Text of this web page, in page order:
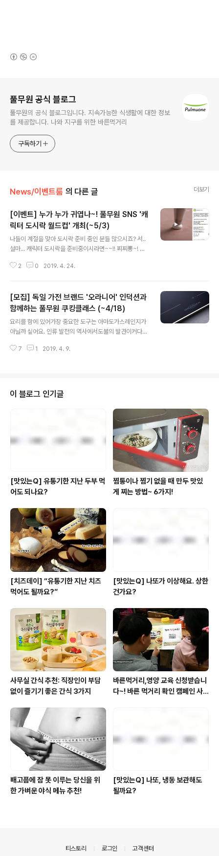
풀무원 공식 블로그
풀무원의 공식 블로그입니다. 지속가능한 식생활에 대한 정보
를 제공합니다. 나와 지구를 위한 바른먹거리
구독하기
News/이벤트룸 의 다른 글 더보기
[이벤트] 누가 누가 귀엽나~! 풀무원 SNS '캐
릭터 도시락 월드컵' 개최(~5/3)
나들이 계절을 맞아 도시락 준비 중인 분들 많으시죠? 서..
설마... 캐릭터 도시락을 준비중이시라면~~!! 찌찌뽕~! 풀
준비하고 있거든요. 누구를 위해서냐구요? 호..혹시 귤양?
이에요. 풀반장이 캐릭터 도시락을 너무너무 많이 만든 나
머지 도저히 뭘 가져가야할지 모르겠더라구요. 그래서 풀
사이 가족 여러분께서 좀 도와주셨으면 좋겠어요. 총 8개
의 도시락 중 가장 귀엽고 사랑스러운 캐릭터 도시락을 '픽
미 픽미 픽미업~' 해주시면 되구요. 진행의 재미를 위해 '캐
릭터 도시락 월드컵'이라는 이름을 붙이고 1 vs 1 토너먼트
2 0 2019. 4. 24.
[모집] 독일 가전 브랜드 '오라니어' 인덕션과
함께하는 풀무원 쿠킹클래스 (~4/18)
요리를 함에 있어가장 중요한 도구는 아마도가스레인지가
아닐까 싶어요. 인류 발전의 역사에서도불의 발견이커다란
아요. 앗!그러고보니 주부들의 잇템에'인덕션' 이 빠지지 않
금속가공산업 중심지였던독일 딜렌부르크 지역에서 '오라
니어' 왕족 가문에 의해1607년 설립된 기업인데요. 독일
400년 전통의 주방가전 브랜드인 오라니어는'100년은 사
용할 수 있어야 한다.'는 철학으로다양한 주방용품을 만들
고 있어요. 그 중에서도 주목할만한 제품은 바로 이것!'오라
니어 인덕션 전기레인지' 인데요...
7 1 2019. 4. 9.
이 블로그 인기글
[맛있는Q] 유통기한 지난 두부 먹
어도 되나요?
찜통이나 찜기 없을 때 만두 맛있
게 찌는 방법~ 6가지!
[치즈데이] “유통기한 지난 치즈
먹어도 될까요?”
[맛있는Q] 나또가 이상해요. 상한
건가요?
사무실 간식 추천: 직장인이 부담
없이 즐기기 좋은 간식 3가지
바른먹거리,영양 교육 신청받습니
다~! 바른 먹거리 확인 캠페인 사
배고픔에 잠 못 이루는 당신을 위
한 가벼운 야식 메뉴 추천!
[맛있는Q] 나또, 냉동 보관해도
될까요?
티스토리 로그인 고객센터